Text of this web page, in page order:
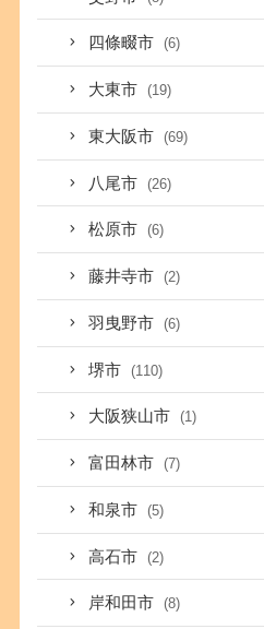
四條畷市 (6)
大東市 (19)
東大阪市 (69)
八尾市 (26)
松原市 (6)
藤井寺市 (2)
羽曳野市 (6)
堺市 (110)
大阪狭山市 (1)
富田林市 (7)
和泉市 (5)
高石市 (2)
岸和田市 (8)